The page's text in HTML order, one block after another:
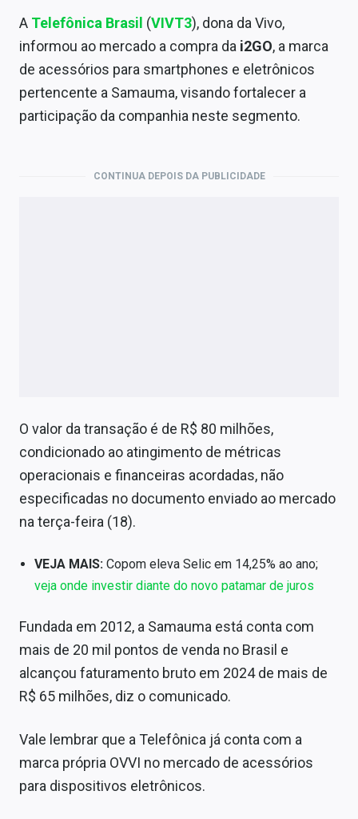
Mercados
Empresas
Expediente
Contato
A Telefônica Brasil (VIVT3), dona da Vivo,
informou ao mercado a compra da i2GO, a marca
de acessórios para smartphones e eletrônicos
pertencente a Samauma, visando fortalecer a
participação da companhia neste segmento.
CONTINUA DEPOIS DA PUBLICIDADE
O valor da transação é de R$ 80 milhões,
condicionado ao atingimento de métricas
operacionais e financeiras acordadas, não
especificadas no documento enviado ao mercado
na terça-feira (18).
VEJA MAIS:Copom eleva Selic em 14,25% ao ano;
veja onde investir diante do novo patamar de juros
Fundada em 2012, a Samauma está conta com
mais de 20 mil pontos de venda no Brasil e
alcançou faturamento bruto em 2024 de mais de
R$ 65 milhões, diz o comunicado.
Vale lembrar que a Telefônica já conta com a
marca própria OVVI no mercado de acessórios
para dispositivos eletrônicos.